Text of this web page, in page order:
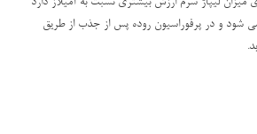
شود و در پرفوراسیون روده پس از جذب از طریق